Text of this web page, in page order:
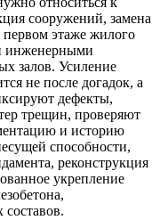
сооружений, замена
первом этаже жилого
инженерными
залов. Усиление
не после догадок, а
дефекты,
трещин, проверяют
и историю
способности,
реконструкция
укрепление